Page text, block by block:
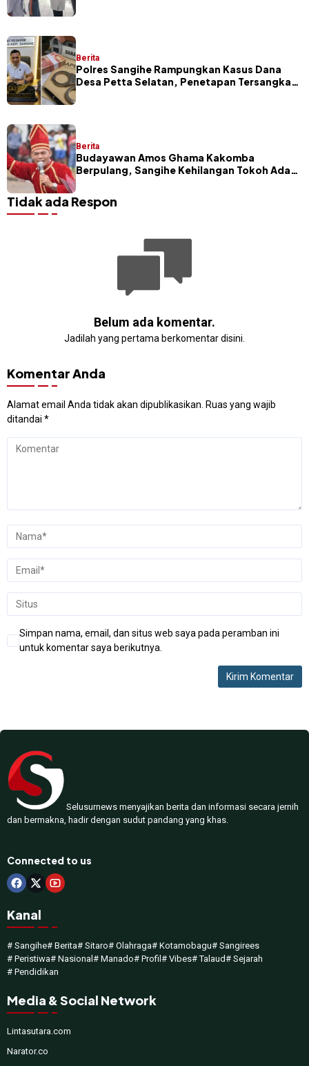
Berita
Polres Sangihe Rampungkan Kasus Dana
Desa Petta Selatan, Penetapan Tersangka
Berita
Budayawan Amos Ghama Kakomba
Berpulang, Sangihe Kehilangan Tokoh Adat
Tidak ada Respon
Belum ada komentar.
Jadilah yang pertama berkomentar disini.
Komentar Anda
Alamat email Anda tidak akan dipublikasikan. Ruas yang wajib
ditandai *
Simpan nama, email, dan situs web saya pada peramban ini
untuk komentar saya berikutnya.
Selusurnews menyajikan berita dan informasi secara jernih
dan bermakna, hadir dengan sudut pandang yang khas.
Connected to us
Kanal
# Sangihe# Berita# Sitaro# Olahraga# Kotamobagu# Sangirees
# Peristiwa# Nasional # Manado# Profil # Vibes# Talaud# Sejarah
# Pendidikan
Media & Social Network
Lintasutara.com
Narator.co